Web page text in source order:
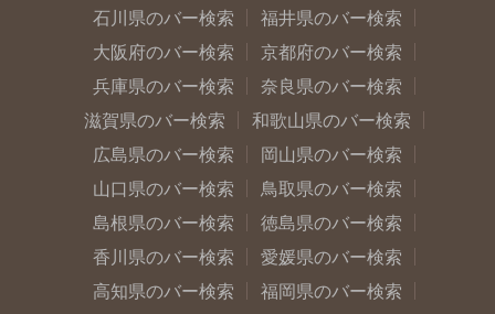
石川県のバー検索
福井県のバー検索
大阪府のバー検索
京都府のバー検索
兵庫県のバー検索
奈良県のバー検索
滋賀県のバー検索
和歌山県のバー検索
広島県のバー検索
岡山県のバー検索
山口県のバー検索
鳥取県のバー検索
島根県のバー検索
徳島県のバー検索
香川県のバー検索
愛媛県のバー検索
高知県のバー検索
福岡県のバー検索